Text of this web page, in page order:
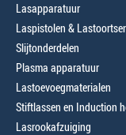
Lasapparatuur
Laspistolen &
Slijtonderdelen
Plasma apparatuur
Lastoevoegmaterialen
Stiftlassen en Induction
Lasrookafzuiging